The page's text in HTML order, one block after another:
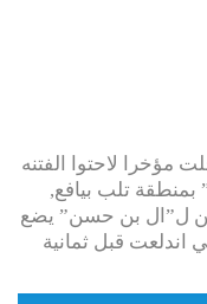
مؤخرا لاحتوا الفتنه
تلب بيافع,
ل”ال بن حسن” يضع
اندلعت قبل ثمانية